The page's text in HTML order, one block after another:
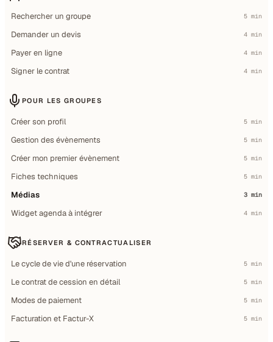
Rechercher un groupe 5 min
Demander un devis 4 min
Payer en ligne 4 min
Signer le contrat 4 min
POUR LES GROUPES
Créer son profil 5 min
Gestion des évènements 5 min
Créer mon premier évènement 5 min
Fiches techniques 5 min
Médias 3 min
Widget agenda à intégrer 4 min
RÉSERVER & CONTRACTUALISER
Le cycle de vie d'une réservation 5 min
Le contrat de cession en détail 5 min
Modes de paiement 5 min
Facturation et Factur-X 5 min